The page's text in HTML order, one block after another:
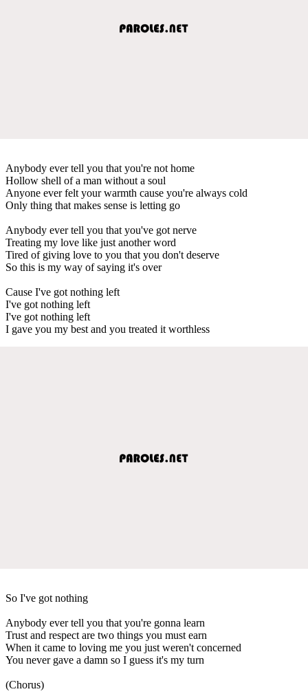
Anybody ever tell you that you're not home
Hollow shell of a man without a soul
Anyone ever felt your warmth cause you're always cold
Only thing that makes sense is letting go
Anybody ever tell you that you've got nerve
Treating my love like just another word
Tired of giving love to you that you don't deserve
So this is my way of saying it's over
Cause I've got nothing left
I've got nothing left
I've got nothing left
I gave you my best and you treated it worthless
So I've got nothing
Anybody ever tell you that you're gonna learn
Trust and respect are two things you must earn
When it came to loving me you just weren't concerned
You never gave a damn so I guess it's my turn
(Chorus)